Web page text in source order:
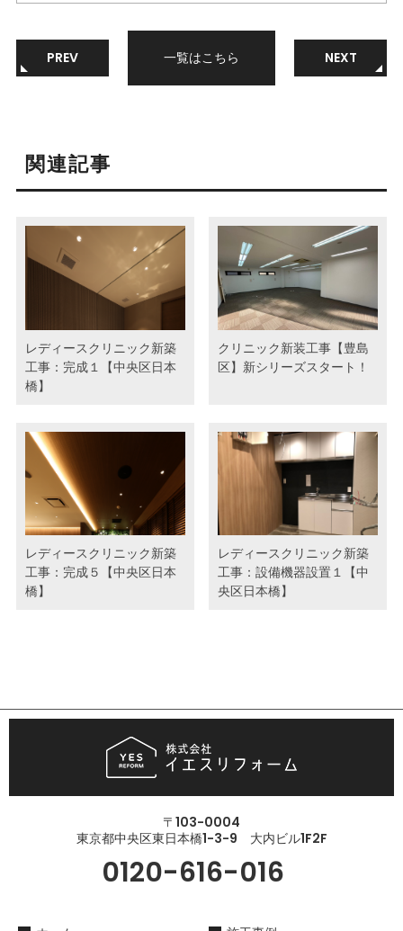
PREV 一覧はこちら NEXT
関連記事
レディースクリニック新築
工事：完成１【中央区日本
橋】
クリニック新装工事【豊島
区】新シリーズスタート！
レディースクリニック新築
工事：完成５【中央区日本
橋】
レディースクリニック新築
工事：設備機器設置１【中
央区日本橋】
〒103-0004
東京都中央区東日本橋1-3-9 大内ビル1F2F
0120-616-016